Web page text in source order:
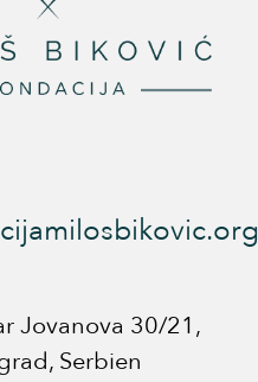
Jovanova 30/21,
Serbien